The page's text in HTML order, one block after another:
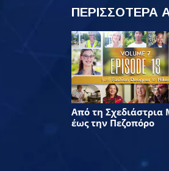
ΠΕΡΙΣΣΟΤΕΡΑ
Από τη Σχεδιάστρια
έως την Πεζοπόρο